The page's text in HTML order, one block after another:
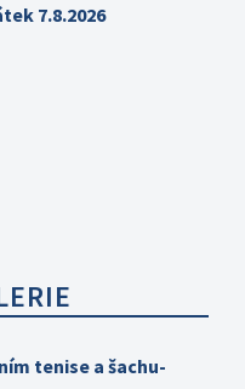
7.8.2026
tenise a šachu-